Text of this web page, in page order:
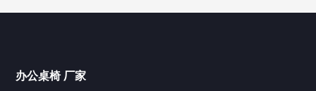
大班台 主管桌
办公桌椅 厂家